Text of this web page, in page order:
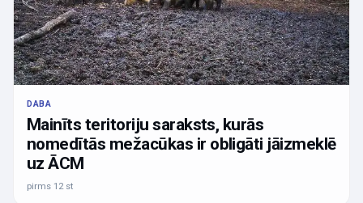
DABA
Mainīts teritoriju saraksts, kurās
nomedītās mežacūkas ir obligāti jāizmeklē
uz ĀCM
pirms 12 st